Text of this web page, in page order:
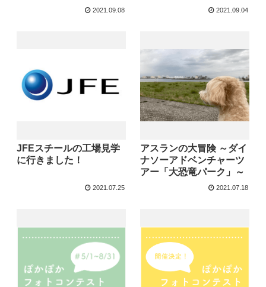
2021.09.08 2021.09.04
JFEスチールの工場見学
に行きました！
2021.07.25
アスランの大冒険 ～ダイ
ナソーアドベンチャーツ
アー「大恐竜パーク」～
2021.07.18